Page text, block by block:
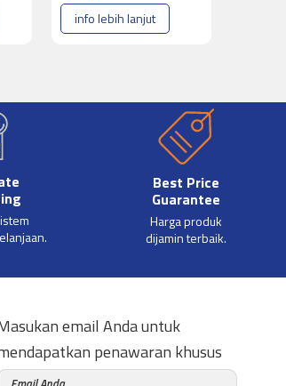
info lebih lanjut
Best Price
Guarantee
Harga produk
dijamin terbaik.
email Anda untuk
penawaran khusus